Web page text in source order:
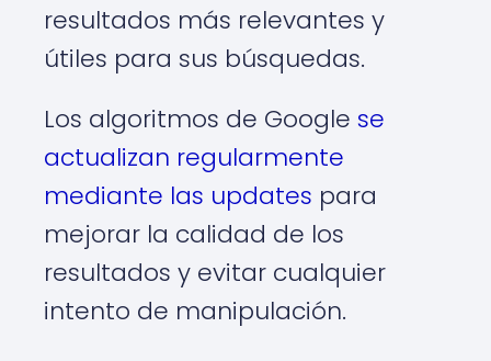
resultados más relevantes y
útiles para sus búsquedas.
Los algoritmos de Google se
actualizan regularmente
mediante las updates para
mejorar la calidad de los
resultados y evitar cualquier
intento de manipulación.